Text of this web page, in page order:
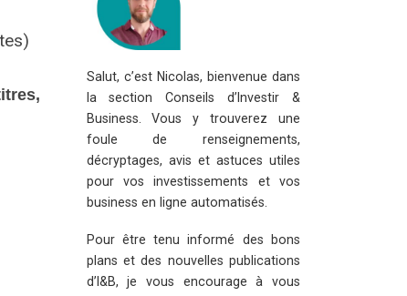
Salut, c’est Nicolas, bienvenue dans
la section Conseils d’Investir &
Business. Vous y trouverez une
foule de renseignements,
décryptages, avis et astuces utiles
pour vos investissements et vos
business en ligne automatisés.
Pour être tenu informé des bons
plans et des nouvelles publications
d’I&B, je vous encourage à vous